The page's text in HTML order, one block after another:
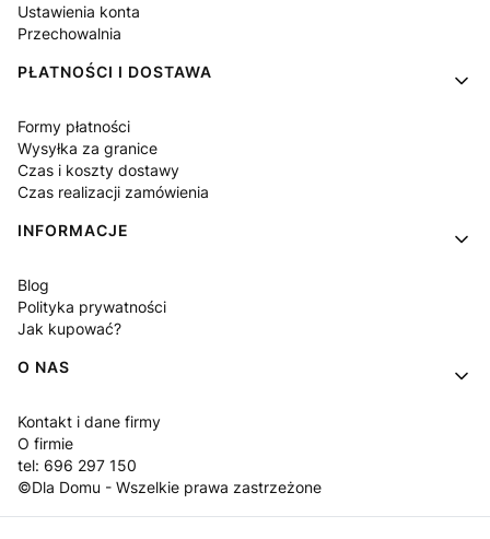
Ustawienia konta
Przechowalnia
PŁATNOŚCI I DOSTAWA
Formy płatności
Wysyłka za granice
Czas i koszty dostawy
Czas realizacji zamówienia
INFORMACJE
Blog
Polityka prywatności
Jak kupować?
O NAS
Kontakt i dane firmy
O firmie
tel: 696 297 150
©Dla Domu - Wszelkie prawa zastrzeżone